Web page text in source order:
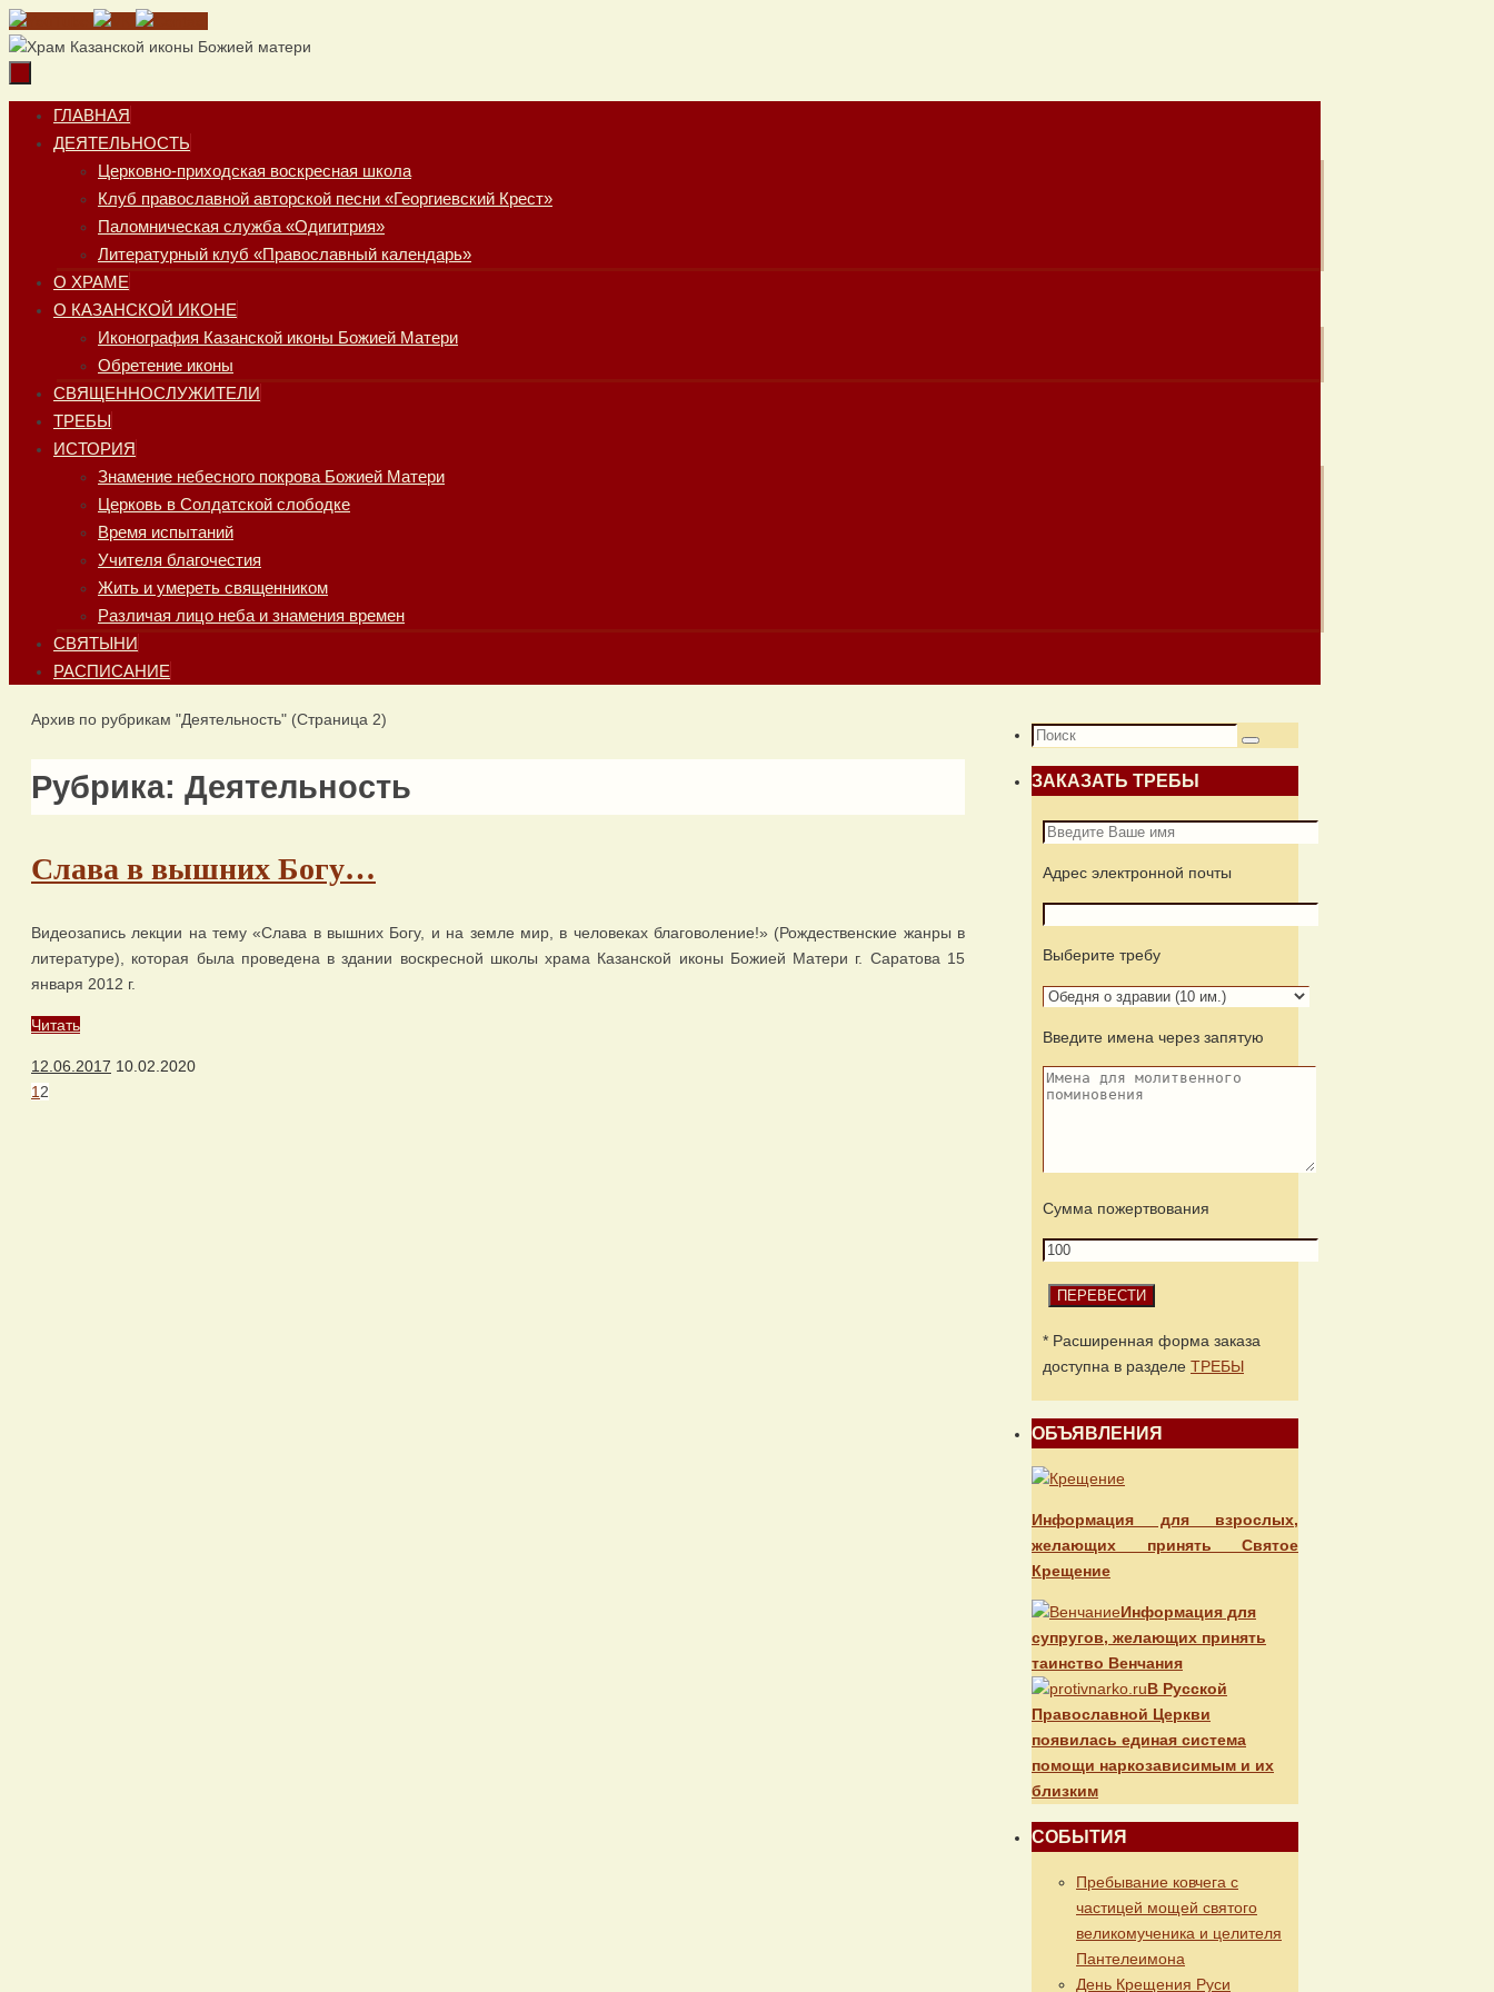
Перейти
к
Перейти
содержимому
ГЛАВНАЯ
ДЕЯТЕЛЬНОСТЬ
Церковно-приходская воскресная школа
Клуб православной авторской песни «Георгиевский Крест»
Паломническая служба «Одигитрия»
Литературный клуб «Православный календарь»
О ХРАМЕ
О КАЗАНСКОЙ ИКОНЕ
Иконография Казанской иконы Божией Матери
Обретение иконы
СВЯЩЕННОСЛУЖИТЕЛИ
ТРЕБЫ
ИСТОРИЯ
Знамение небесного покрова Божией Матери
Церковь в Солдатской слободке
Время испытаний
Учителя благочестия
Жить и умереть священником
Различая лицо неба и знамения времен
СВЯТЫНИ
РАСПИСАНИЕ
Главная
Архив по рубрикам "Деятельность" (Страница 2)
Рубрика: Деятельность
Слава в вышних Богу…
Видеозапись лекции на тему «Слава в вышних Богу, и на земле мир, в человеках благоволение!» (Рождественские жанры в
литературе), которая была проведена в здании воскресной школы храма Казанской иконы Божией Матери г. Саратова 15
января 2012 г.
Читать
12.06.2017 10.02.2020
1 2
Что
Поиск
ЗАКАЗАТЬ ТРЕБЫ
Адрес электронной почты
Выберите требу
Введите имена через запятую
Сумма пожертвования
* Расширенная форма заказа
доступна в разделе ТРЕБЫ
ОБЪЯВЛЕНИЯ
Информация для взрослых,
желающих принять Святое
Крещение
Информация для
супругов, желающих принять
таинство Венчания
В Русской
Православной Церкви
появилась единая система
помощи наркозависимым и их
близким
СОБЫТИЯ
Пребывание ковчега с
частицей мощей святого
великомученика и целителя
Пантелеимона
День Крещения Руси